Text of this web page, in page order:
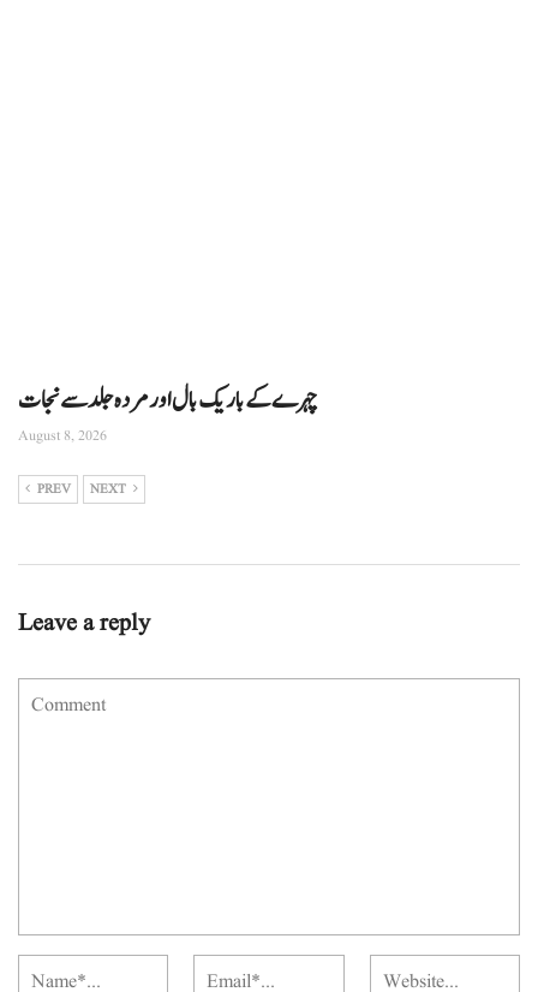
چہرے کے باریک بال اور مردہ جلد سے نجات
August 8, 2026
PREV NEXT
Leave a reply